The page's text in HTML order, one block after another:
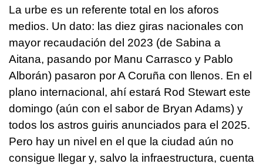
La urbe es un referente total en los aforos
medios. Un dato: las diez giras nacionales con
mayor recaudación del 2023 (de Sabina a
Aitana, pasando por Manu Carrasco y Pablo
Alborán) pasaron por A Coruña con llenos. En el
plano internacional, ahí estará Rod Stewart este
domingo (aún con el sabor de Bryan Adams) y
todos los astros guiris anunciados para el 2025.
Pero hay un nivel en el que la ciudad aún no
consigue llegar y, salvo la infraestructura, cuenta